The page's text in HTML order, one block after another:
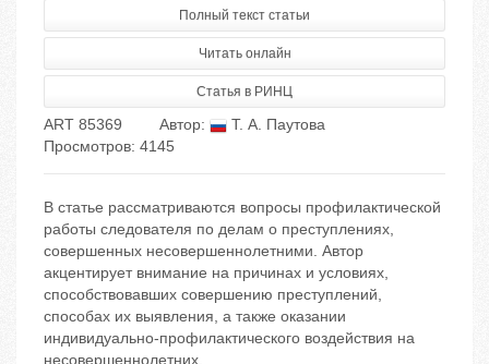
Полный текст статьи
Читать онлайн
Статья в РИНЦ
ART 85369 Автор:
Т. А. Паутова
Просмотров: 4145
В статье рассматриваются вопросы профилактической
работы следователя по делам о преступлениях,
совершенных несовершеннолетними. Автор
акцентирует внимание на причинах и условиях,
способствовавших совершению преступлений,
способах их выявления, а также оказании
индивидуально-профилактического воздействия на
несовершеннолетних.